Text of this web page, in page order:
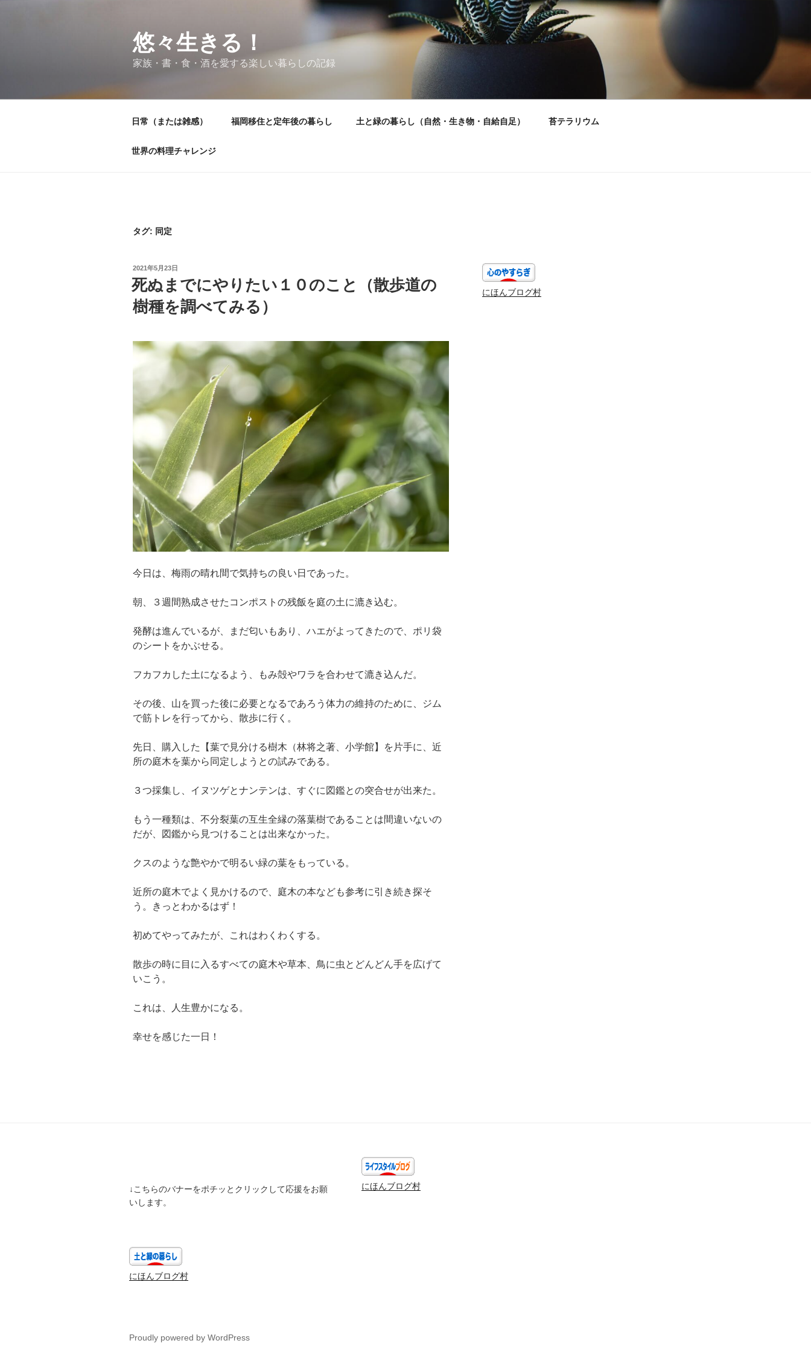
悠々生きる！
家族・書・食・酒を愛する楽しい暮らしの記録
日常（または雑感） 福岡移住と定年後の暮らし 土と緑の暮らし（自然・生き物・自給自足） 苔テラリウム
世界の料理チャレンジ
タグ: 同定
投
稿
日:
2021年5月23日
死ぬまでにやりたい１０のこと（散歩道の
樹種を調べてみる）
今日は、梅雨の晴れ間で気持ちの良い日であった。
朝、３週間熟成させたコンポストの残飯を庭の土に漉き込む。
発酵は進んでいるが、まだ匂いもあり、ハエがよってきたので、ポリ袋
のシートをかぶせる。
フカフカした土になるよう、もみ殻やワラを合わせて漉き込んだ。
その後、山を買った後に必要となるであろう体力の維持のために、ジム
で筋トレを行ってから、散歩に行く。
先日、購入した【葉で見分ける樹木（林将之著、小学館】を片手に、近
所の庭木を葉から同定しようとの試みである。
３つ採集し、イヌツゲとナンテンは、すぐに図鑑との突合せが出来た。
もう一種類は、不分裂葉の互生全縁の落葉樹であることは間違いないの
だが、図鑑から見つけることは出来なかった。
クスのような艶やかで明るい緑の葉をもっている。
近所の庭木でよく見かけるので、庭木の本なども参考に引き続き探そ
う。きっとわかるはず！
初めてやってみたが、これはわくわくする。
散歩の時に目に入るすべての庭木や草本、鳥に虫とどんどん手を広げて
いこう。
これは、人生豊かになる。
幸せを感じた一日！
にほんブログ村
↓こちらのバナーをポチッとクリックして応援をお願
いします。
にほんブログ村
にほんブログ村
Proudly powered by WordPress